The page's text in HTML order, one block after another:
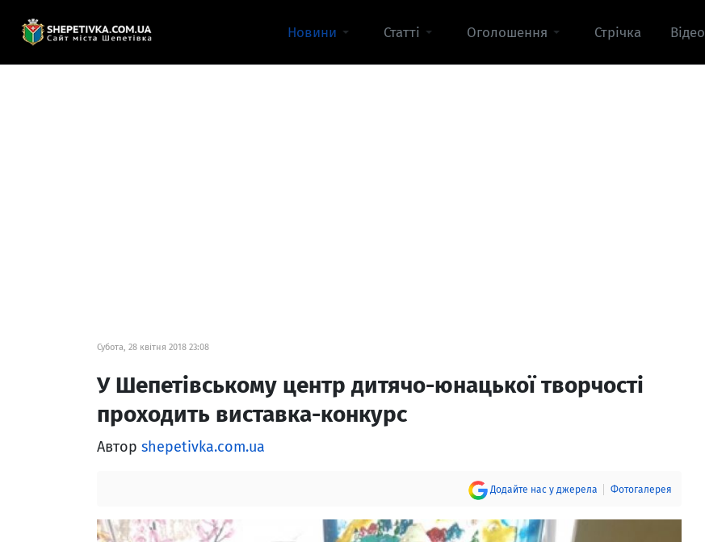
Новини Статті Оголошення Стрічка Відео
Субота, 28 квітня 2018 23:08
У Шепетівському центр дитячо-юнацької творчості
проходить виставка-конкурс
Автор shepetivka.com.ua
Додайте нас у джерела Фотогалерея